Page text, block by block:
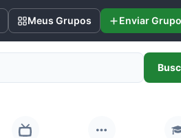
Meus Grupos Enviar Grupo